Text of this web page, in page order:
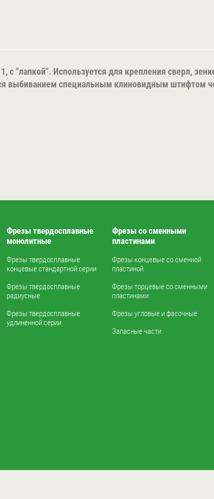
с "лапкой". Используется для крепления сверл,
выбиванием специальным клиновидным штифтом
Фрезы твердосплавные
монолитные
Фрезы твердосплавные
концевые стандартной серии
Фрезы твердосплавные
радиусные
Фрезы твердосплавные
удлиненной серии
Фрезы со сменными
пластинами
Фрезы концевые со сменной
пластиной
Фрезы торцевые со сменными
пластинами
Фрезы угловые и фасочные
Запасные части